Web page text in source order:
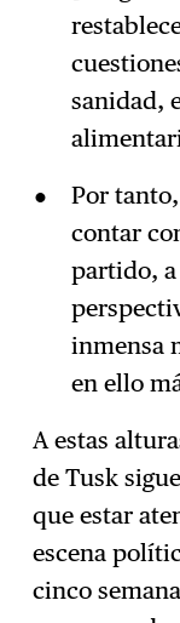
sanidad,
Por
contar
partido,
inmensa
en ello
A estas
de Tusk
que estar
escena
cinco